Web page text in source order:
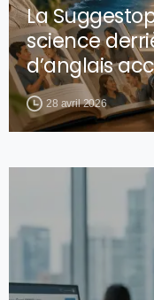
La
science
d’anglais
28 avril 2026